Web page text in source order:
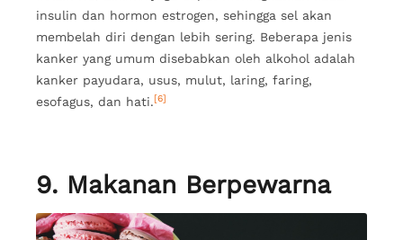
insulin dan hormon estrogen, sehingga sel akan
membelah diri dengan lebih sering. Beberapa jenis
kanker yang umum disebabkan oleh alkohol adalah
kanker payudara, usus, mulut, laring, faring,
esofagus, dan hati.[6]
9. Makanan Berpewarna